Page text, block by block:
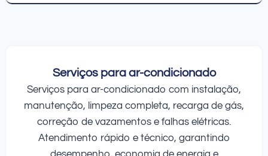
Serviços para ar-condicionado
Serviços para ar-condicionado com instalação,
manutenção, limpeza completa, recarga de gás,
correção de vazamentos e falhas elétricas.
Atendimento rápido e técnico, garantindo